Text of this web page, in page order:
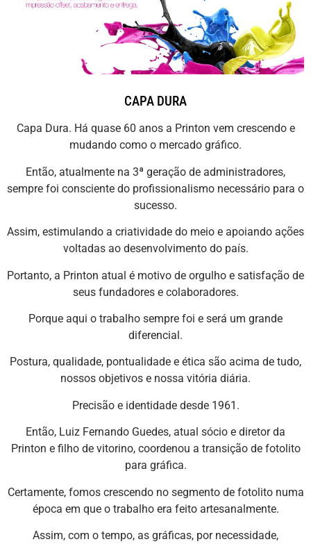
CAPA DURA
Capa Dura. Há quase 60 anos a Printon vem crescendo e
mudando como o mercado gráfico.
Então, atualmente na 3ª geração de administradores,
sempre foi consciente do profissionalismo necessário para o
sucesso.
Assim, estimulando a criatividade do meio e apoiando ações
voltadas ao desenvolvimento do país.
Portanto, a Printon atual é motivo de orgulho e satisfação de
seus fundadores e colaboradores.
Porque aqui o trabalho sempre foi e será um grande
diferencial.
Postura, qualidade, pontualidade e ética são acima de tudo,
nossos objetivos e nossa vitória diária.
Precisão e identidade desde 1961.
Então, Luiz Fernando Guedes, atual sócio e diretor da
Printon e filho de vitorino, coordenou a transição de fotolito
para gráfica.
Certamente, fomos crescendo no segmento de fotolito numa
época em que o trabalho era feito artesanalmente.
Assim, com o tempo, as gráficas, por necessidade,